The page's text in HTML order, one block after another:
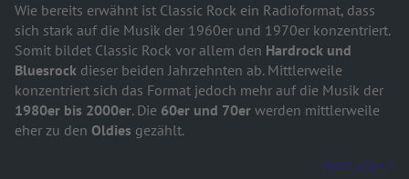
Wie bereits erwähnt ist Classic Rock ein Radioformat, dass
sich stark auf die Musik der 1960er und 1970er konzentriert.
Somit bildet Classic Rock vor allem den Hardrock und
Bluesrock dieser beiden Jahrzehnten ab. Mittlerweile
konzentriert sich das Format jedoch mehr auf die Musik der
1980er bis 2000er. Die 60er und 70er werden mittlerweile
eher zu den Oldies gezählt.
Nach oben >